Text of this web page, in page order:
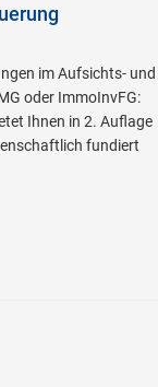
im Aufsichts- und
oder ImmoInvFG:
Ihnen in 2. Auflage
fundiert